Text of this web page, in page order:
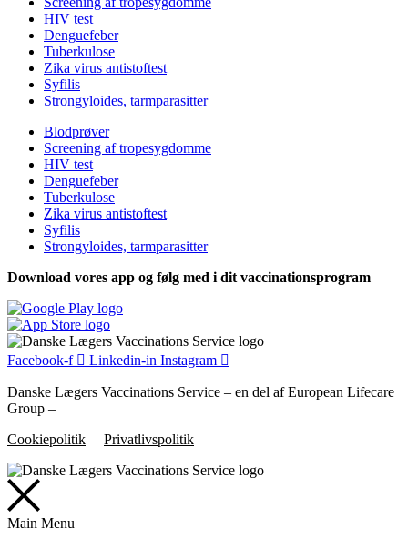
HIV test
Denguefeber
Tuberkulose
Zika virus antistoftest
Syfilis
Strongyloides, tarmparasitter
Blodprøver
Screening af tropesygdomme
HIV test
Denguefeber
Tuberkulose
Zika virus antistoftest
Syfilis
Strongyloides, tarmparasitter
Download vores app og følg med i dit vaccinationsprogram
Facebook-f Linkedin-in Instagram
Danske Lægers Vaccinations Service – en del af European Lifecare
Group –
Cookiepolitik
Privatlivspolitik
Main Menu